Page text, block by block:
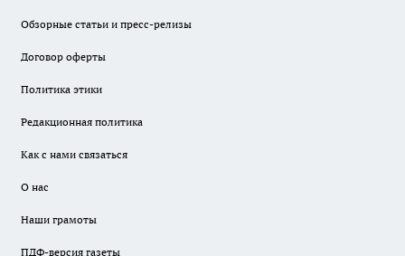
Обзорные статьи и пресс-релизы
Договор оферты
Политика этики
Редакционная политика
Как с нами связаться
О нас
Наши грамоты
ПДФ-версия газеты